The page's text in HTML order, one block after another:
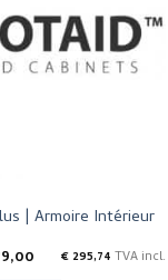
| Armoire Intérieur
€ 295,74 TVA incl.